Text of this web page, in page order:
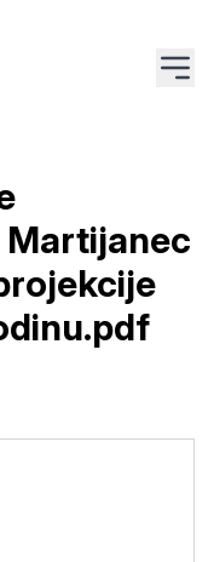
Martijanec